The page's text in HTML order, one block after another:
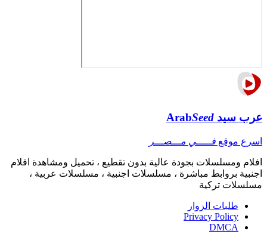
عرب سيد ArabSeed
اسرع موقع فـــــي مـــصـــر
افلام ومسلسلات بجودة عالية بدون تقطيع ، تحميل ومشاهدة افلام
اجنبية بروابط مباشرة ، مسلسلات اجنبية ، مسلسلات عربية ،
مسلسلات تركية
طلبات الزوار
Privacy Policy
DMCA